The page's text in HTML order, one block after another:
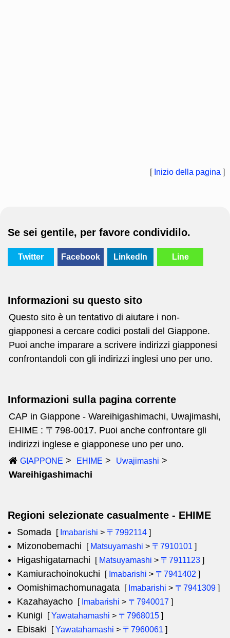
[ Inizio della pagina ]
Se sei gentile, per favore condividilo.
Twitter Facebook LinkedIn Line
Informazioni su questo sito
Questo sito è un tentativo di aiutare i non-
giapponesi a cercare codici postali del Giappone.
Puoi anche imparare a scrivere indirizzi giapponesi
confrontandoli con gli indirizzi inglesi uno per uno.
Informazioni sulla pagina corrente
CAP in Giappone - Wareihigashimachi, Uwajimashi,
EHIME : 〒798-0017. Puoi anche confrontare gli
indirizzi inglese e giapponese uno per uno.
GIAPPONE EHIME Uwajimashi
Wareihigashimachi
Regioni selezionate casualmente - EHIME
Somada [ Imabarishi > 〒7992114 ]
Mizonobemachi [ Matsuyamashi > 〒7910101 ]
Higashigatamachi [ Matsuyamashi > 〒7911123 ]
Kamiurachoinokuchi [ Imabarishi > 〒7941402 ]
Oomishimachomunagata [ Imabarishi > 〒7941309 ]
Kazahayacho [ Imabarishi > 〒7940017 ]
Kunigi [Yawatahamashi > 〒7968015 ]
Ebisaki [Yawatahamashi > 〒7960061 ]